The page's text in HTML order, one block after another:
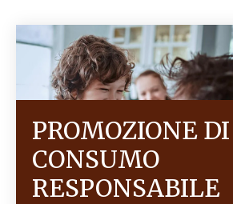
PROMOZIONE
CONSUMO
RESPONSABILE